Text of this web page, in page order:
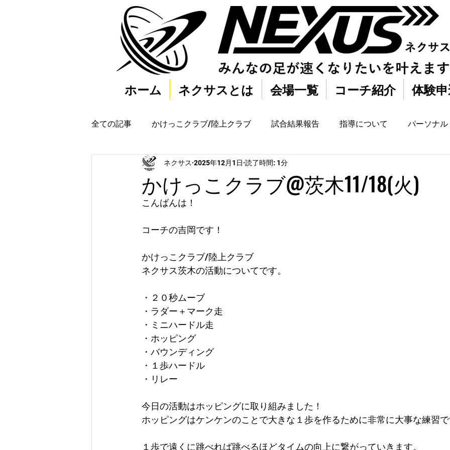
ホーム ネクサスとは 会場一覧 コーチ紹介 体験
全ての記事 かけっこクラブ/陸上クラブ 試合結果報告 指導について パーソナ
かけっこクラブ@茨木11/18(火)
ネクサス 2025年12月1日 読了時間: 1分
こんばんは！
コーチの吉岡です！
かけっこクラブ/陸上クラブ
ネクサス茨木の活動についてです。
・２０秒ムーブ
・ラダー＋マーク走
・ミニハードル走
・ホッピング
・バウンディング
・１歩ハードル
・リレー
今日の活動はホッピングに取り組みました！
ホッピングはケンケンのことで大きな１歩を作るために非常に大事な練習
１歩で遠くに跳べれば跳べるほどタイムの向上に繋がっていきます。